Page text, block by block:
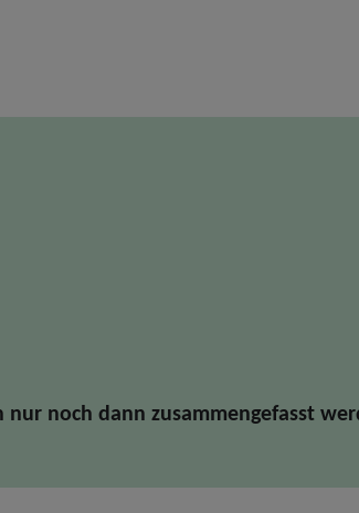
noch dann zusammengefasst